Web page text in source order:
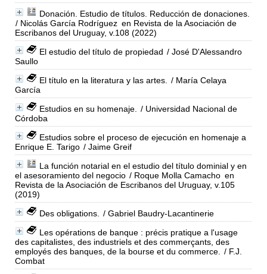
Donación. Estudio de títulos. Reducción de donaciones.
/ Nicolás García Rodríguez en Revista de la Asociación de
Escribanos del Uruguay, v.108 (2022)
El estudio del título de propiedad / José D'Alessandro
Saullo
El título en la literatura y las artes.
/ María Celaya
García
Estudios en su homenaje.
/ Universidad Nacional de
Córdoba
Estudios sobre el proceso de ejecución en homenaje a
Enrique E. Tarigo / Jaime Greif
La función notarial en el estudio del título dominial y en
el asesoramiento del negocio / Roque Molla Camacho en
Revista de la Asociación de Escribanos del Uruguay, v.105
(2019)
Des obligations.
/ Gabriel Baudry-Lacantinerie
Les opérations de banque : précis pratique a l'usage
des capitalistes, des industriels et des commerçants, des
employés des banques, de la bourse et du commerce.
/ F.J.
Combat